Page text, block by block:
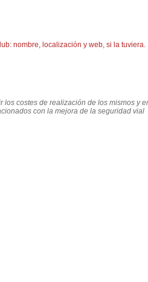
nombre, localización y web, si la tuviera.
costes de realización de los mismos y
con la mejora de la seguridad vial